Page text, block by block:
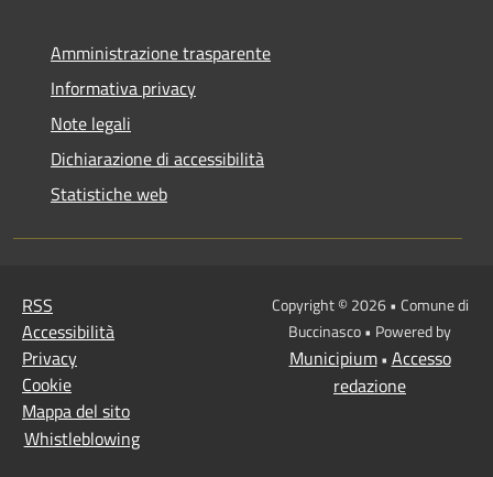
Amministrazione trasparente
Informativa privacy
Note legali
Dichiarazione di accessibilità
Statistiche web
RSS
Accessibilità
Privacy
Cookie
Mappa del sito
Whistleblowing
Copyright © 2026 • Comune di
Buccinasco • Powered by
Municipium• Accesso
redazione